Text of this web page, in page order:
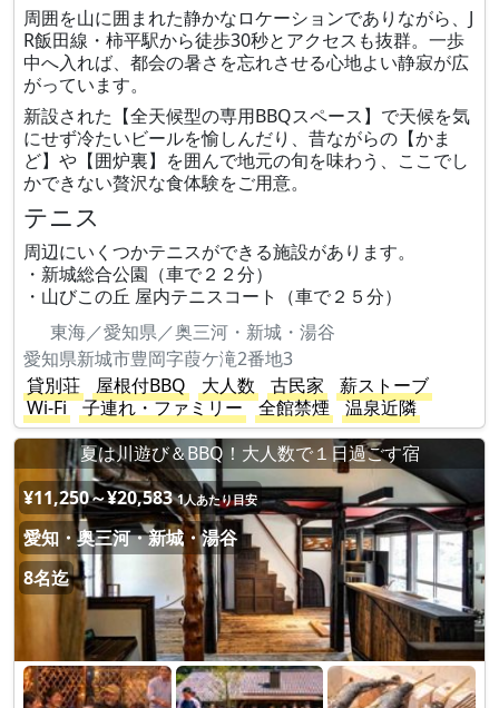
周囲を山に囲まれた静かなロケーションでありながら、J
R飯田線・柿平駅から徒歩30秒とアクセスも抜群。一歩
中へ入れば、都会の暑さを忘れさせる心地よい静寂が広
がっています。
新設された【全天候型の専用BBQスペース】で天候を気
にせず冷たいビールを愉しんだり、昔ながらの【かま
ど】や【囲炉裏】を囲んで地元の旬を味わう、ここでし
かできない贅沢な食体験をご用意。
テニス
周辺にいくつかテニスができる施設があります。
・新城総合公園（車で２２分）
・山びこの丘 屋内テニスコート（車で２５分）
東海／愛知県／奥三河・新城・湯谷
愛知県新城市豊岡字葭ケ滝2番地3
貸別荘
屋根付BBQ 大人数 古民家
薪ストーブ
Wi-Fi
子連れ・ファミリー 全館禁煙
温泉近隣
夏は川遊び＆BBQ！大人数で１日過ごす宿
¥11,250～¥20,583 1人あたり目安
愛知・奥三河・新城・湯谷
8名迄